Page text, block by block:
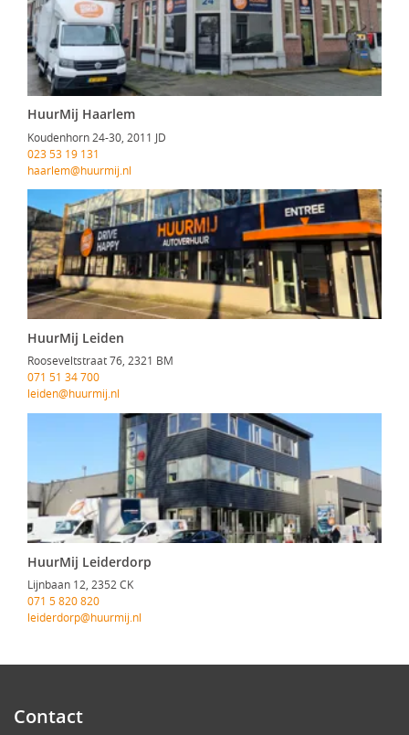
HuurMij Haarlem
Koudenhorn 24-30, 2011 JD
023 53 19 131
haarlem@huurmij.nl
HuurMij Leiden
Rooseveltstraat 76, 2321 BM
071 51 34 700
leiden@huurmij.nl
HuurMij Leiderdorp
Lijnbaan 12, 2352 CK
071 5 820 820
leiderdorp@huurmij.nl
Contact